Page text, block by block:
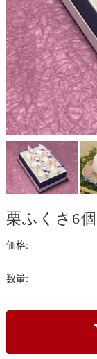
栗ふくさ6
価格:
数量: